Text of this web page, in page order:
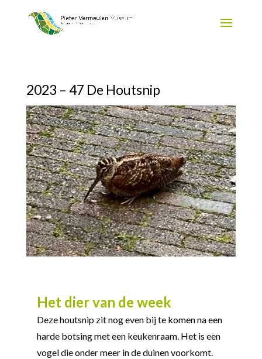
2023 – 47 De Houtsnip
Het dier van de week
Deze houtsnip zit nog even bij te komen na een
harde botsing met een keukenraam. Het is een
vogel die onder meer in de duinen voorkomt.